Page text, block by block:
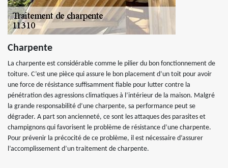
Charpente
La charpente est considérable comme le pilier du bon fonctionnement de
toiture. C’est une pièce qui assure le bon placement d’un toit pour avoir
une force de résistance suffisamment fiable pour lutter contre la
pénétration des agressions climatiques à l’intérieur de la maison. Malgré
la grande responsabilité d’une charpente, sa performance peut se
dégrader. A part son ancienneté, ce sont les attaques des parasites et
champignons qui favorisent le problème de résistance d’une charpente.
Pour prévenir la précocité de ce problème, il est nécessaire d’assurer
l’accomplissement d’un traitement de charpente.